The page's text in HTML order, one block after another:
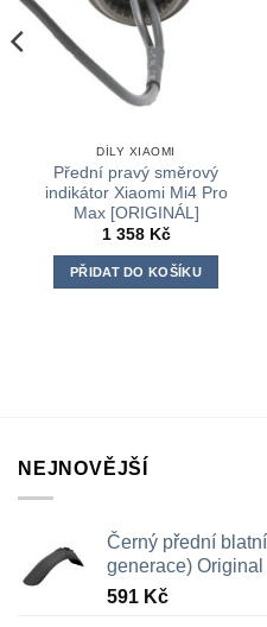
DÍLY XIAOMI
Přední pravý směrový
indikátor Xiaomi Mi4 Pro
Max [ORIGINÁL]
1 358 Kč
PŘIDAT DO KOŠÍKU
NEJNOVĚJŠÍ
Černý přední
generace) Original
591 Kč